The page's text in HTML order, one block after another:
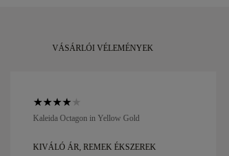
VÁSÁRLÓI VÉLEMÉNYEK
Kaleida Octagon in Yellow Gold
KIVÁLÓ ÁR, REMEK ÉKSZEREK